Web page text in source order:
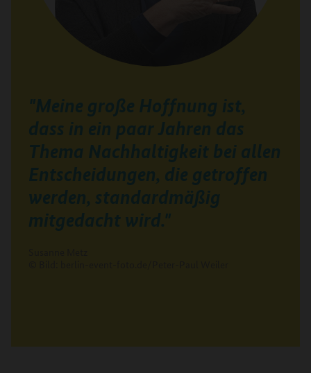
"Meine große Hoffnung ist,
dass in ein paar Jahren das
Thema Nachhaltigkeit bei allen
Entscheidungen, die getroffen
werden, standardmäßig
mitgedacht wird."